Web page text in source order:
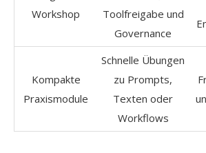
Workshop
Toolfreigabe und
Governance
Kompakte
Praxismodule
Schnelle Übungen
zu Prompts,
Texten oder
Workflows